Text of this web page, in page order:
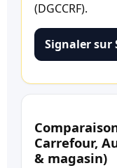
(DGCCRF).
Signaler sur
Carrefour,
& magasin)